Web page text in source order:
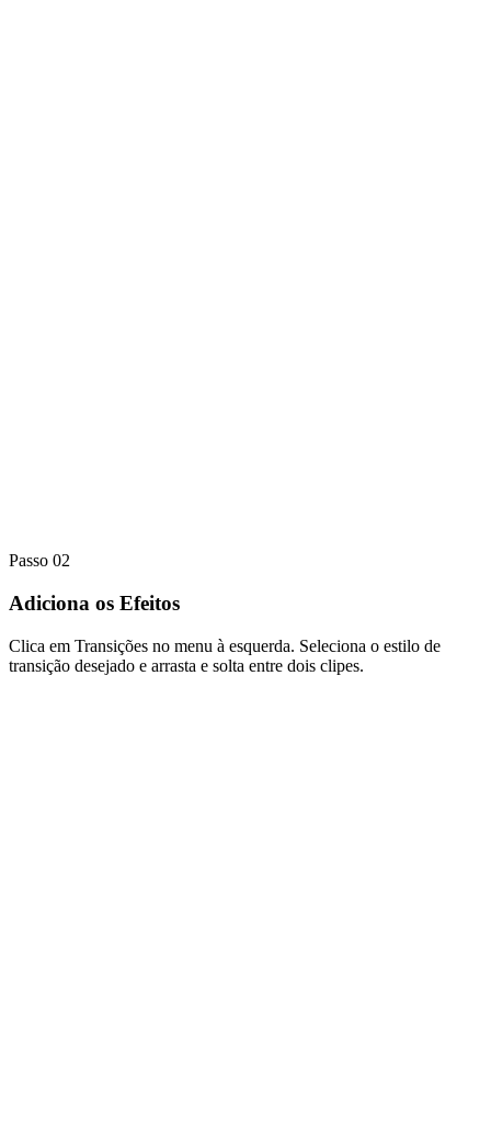
Passo 02
Adiciona os Efeitos
Clica em Transições no menu à esquerda. Seleciona o estilo de
transição desejado e arrasta e solta entre dois clipes.